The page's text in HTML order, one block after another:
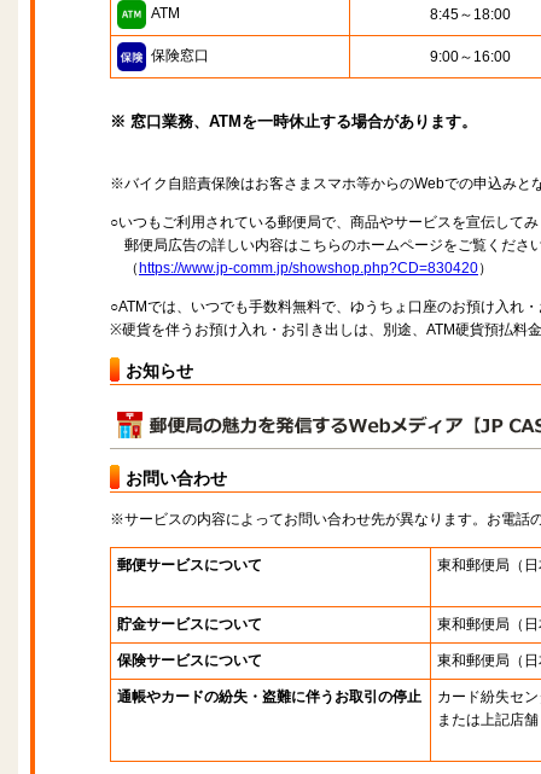
ATM 8:45～18:00
保険窓口 9:00～16:00
※ 窓口業務、ATMを一時休止する場合があります。
※バイク自賠責保険はお客さまスマホ等からのWebでの申込みと
○いつもご利用されている郵便局で、商品やサービスを宣伝して
郵便局広告の詳しい内容はこちらのホームページをご覧くださ
（ https://www.jp-comm.jp/showshop.php?CD=830420）
○ATMでは、いつでも手数料無料で、ゆうちょ口座のお預け入れ
※硬貨を伴うお預け入れ・お引き出しは、別途、ATM硬貨預払料
お知らせ
お問い合わせ
※サービスの内容によってお問い合わせ先が異なります。お電話
郵便サービスについて 東和郵便局 （
貯金サービスについて 東和郵便局 （
保険サービスについて 東和郵便局 （
通帳やカードの紛失・盗難に伴うお取引の停止
カード紛失セ
または上記店舗